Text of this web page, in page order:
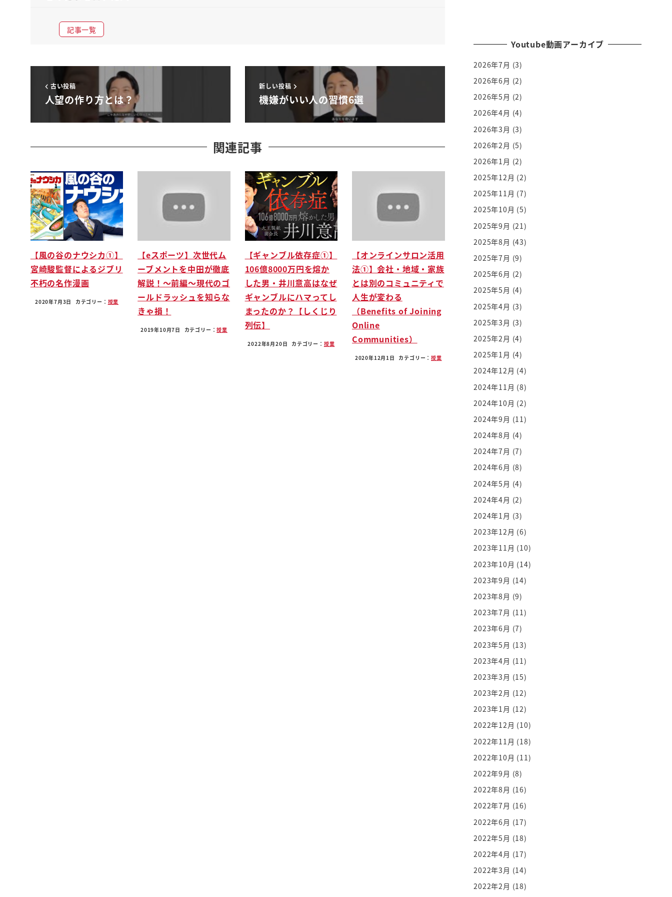
記事一覧
古い投稿
人望の作り方とは？
新しい投稿
機嫌がいい人の習慣6選
関連記事
【風の谷のナウシカ①】
宮崎駿監督によるジブリ
不朽の名作漫画
2020年7月3日 カテゴリー： 授業
【eスポーツ】次世代ム
ーブメントを中田が徹底
解説！〜前編〜現代のゴ
ールドラッシュを知らな
きゃ損！
2019年10月7日 カテゴリー：授業
【ギャンブル依存症①】
106億8000万円を熔か
した男・井川意高はなぜ
ギャンブルにハマってし
まったのか？【しくじり
列伝】
2022年8月20日 カテゴリー： 授業
【オンラインサロン活用
法①】会社・地域・家族
とは別のコミュニティで
人生が変わる
（Benefits of Joining
Online
Communities）
2020年12月1日 カテゴリー：授業
Youtube動画アーカイブ
2026年7月 (3)
2026年6月 (2)
2026年5月 (2)
2026年4月 (4)
2026年3月 (3)
2026年2月 (5)
2026年1月 (2)
2025年12月 (2)
2025年11月 (7)
2025年10月 (5)
2025年9月 (21)
2025年8月 (43)
2025年7月 (9)
2025年6月 (2)
2025年5月 (4)
2025年4月 (3)
2025年3月 (3)
2025年2月 (4)
2025年1月 (4)
2024年12月 (4)
2024年11月 (8)
2024年10月 (2)
2024年9月 (11)
2024年8月 (4)
2024年7月 (7)
2024年6月 (8)
2024年5月 (4)
2024年4月 (2)
2024年1月 (3)
2023年12月 (6)
2023年11月 (10)
2023年10月 (14)
2023年9月 (14)
2023年8月 (9)
2023年7月 (11)
2023年6月 (7)
2023年5月 (13)
2023年4月 (11)
2023年3月 (15)
2023年2月 (12)
2023年1月 (12)
2022年12月 (10)
2022年11月 (18)
2022年10月 (11)
2022年9月 (8)
2022年8月 (16)
2022年7月 (16)
2022年6月 (17)
2022年5月 (18)
2022年4月 (17)
2022年3月 (14)
2022年2月 (18)